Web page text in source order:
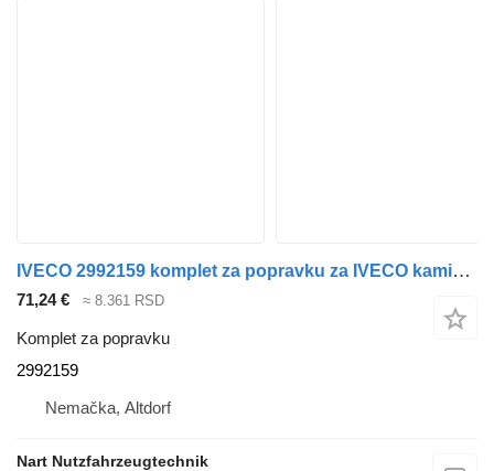
IVECO 2992159 komplet za popravku za IVECO kamiona
71,24 € ≈ 8.361 RSD
Komplet za popravku
2992159
Nemačka, Altdorf
Nart Nutzfahrzeugtechnik